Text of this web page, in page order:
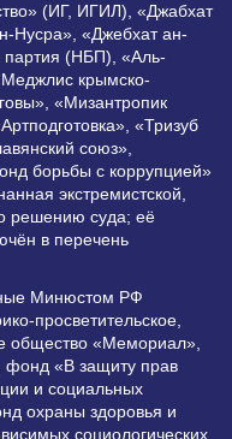
(ИГ, ИГИЛ), «Джабхат
«Джебхат ан-
партия (НБП), «Аль-
крымско-
«Мизантропик
«Тризуб
союз»,
борьбы с коррупцией»
экстремистской,
решению суда; её
в перечень
Минюстом РФ
просветительское,
общество «Мемориал»,
фонд «В защиту прав
и социальных
охраны здоровья и
социологических